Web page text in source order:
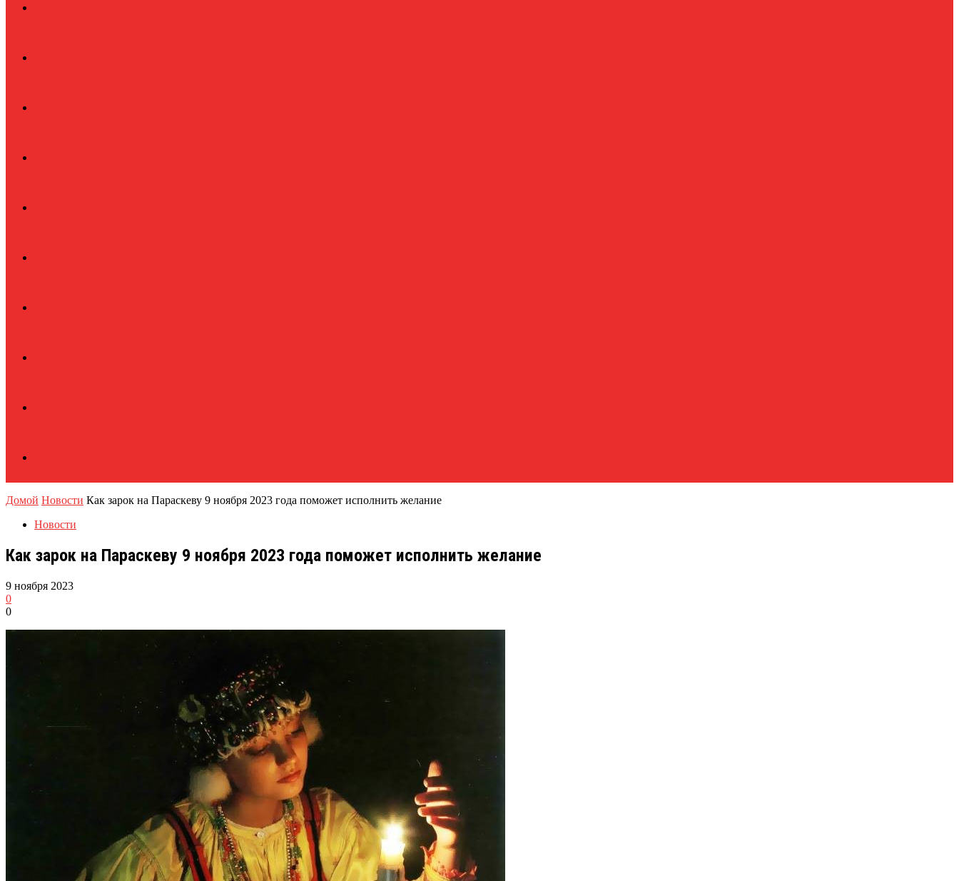
Домой Новости Как зарок на Параскеву 9 ноября 2023 года поможет исполнить желание
Новости
Как зарок на Параскеву 9 ноября 2023 года поможет исполнить желание
9 ноября 2023
0
0